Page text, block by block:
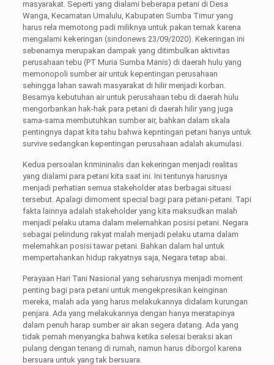
masyarakat. Seperti yang dialami beberapa petani di Desa
Wanga, Kecamatan Umalulu, Kabupaten Sumba Timur yang
harus rela memotong padi miliknya untuk pakan ternak karena
mengalami kekeringan (sindonews 23/09/2020). Kekeringan ini
sebenarnya merupakan dampak yang ditimbulkan aktivitas
perusahaan tebu (PT Muria Sumba Manis) di daerah hulu yang
memonopoli sumber air untuk kepentingan perusahaan
sehingga lahan sawah masyarakat di hilir menjadi korban.
Besarnya kebutuhan air untuk perusahaan tebu di daerah hulu
mengorbankan hak-hak para petani di daerah hilir yang juga
sama-sama membutuhkan sumber air, bahkan dalam skala
pentingnya dapat kita tahu bahwa kepntingan petani hanya untuk
survive sedangkan kepentingan perusahaan adalah akumulasi.
Kedua persoalan krimininalis dan kekeringan menjadi realitas
yang dialami para petani kita saat ini. Ini tentunya harusnya
menjadi perhatian semua stakeholder atas berbagai situasi
tersebut. Apalagi dimoment special bagi para petani-petani. Tapi
fakta lainnya adalah stakeholder yang kita maksudkan malah
menjadi pelaku utama dalam melemahkan posisi petani. Negara
sebagai pelindung rakyat malah menjadi pelaku utama dalam
melemahkan posisi tawar petani. Bahkan dalam hal untuk
mempertahankan hidup rakyatnya saja, Negara tetap abai.
Perayaan Hari Tani Nasional yang seharusnya menjadi moment
penting bagi para petani untuk mengekpresikan keinginan
mereka, malah ada yang harus melakukannya didalam kurungan
penjara. Ada yang melakukannya dengan hanya meratapinya
dalam penuh harap sumber air akan segera datang. Ada yang
tidak pernah menyangka bahwa ketika selesai beraksi akan
pulang dengan tenang di rumah, namun harus diborgol karena
bersuara untuk yang tak bersuara.